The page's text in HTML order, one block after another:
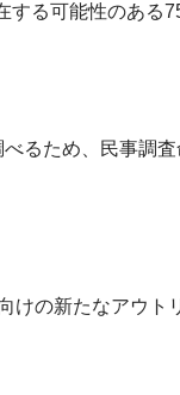
する可能性のある
るため、民事調
けの新たなアウト